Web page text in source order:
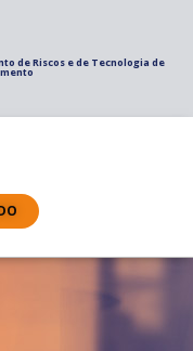
de Riscos e de Tecnologia de